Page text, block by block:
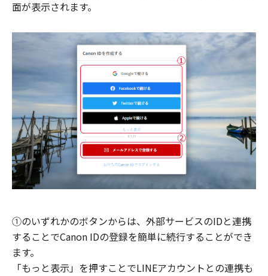
面が表示されます。
①のいずれかのボタンからは、外部サービスのIDと連携
することでCanon IDの登録を簡単に続行することができ
ます。
「もっと表示」を押すことでLINEアカウントとの連携も